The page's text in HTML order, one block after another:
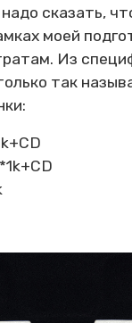
сказать,
моей
Из
так